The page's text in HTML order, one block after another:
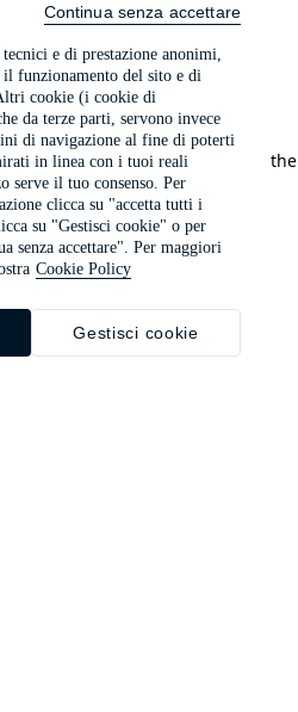
exception has occurred (see the
for more information).
e di prestazione anonimi,
funzionamento del sito e di
cookie (i cookie di
da terze parti, servono invece
di navigazione al fine di poterti
in linea con i tuoi reali
serve il tuo consenso. Per
clicca su "accetta tutti i
su "Gestisci cookie" o per
senza accettare". Per maggiori
Cookie Policy
Gestisci cookie
Continua senza accettare